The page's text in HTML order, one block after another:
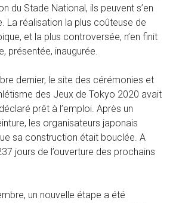
du Stade National, ils peuvent s’en
La réalisation la plus coûteuse de
et la plus controversée, n’en finit
présentée, inaugurée.
dernier, le site des cérémonies et
des Jeux de Tokyo 2020 avait
prêt à l’emploi. Après un
les organisateurs japonais
sa construction était bouclée. A
jours de l’ouverture des prochains
un nouvelle étape a été